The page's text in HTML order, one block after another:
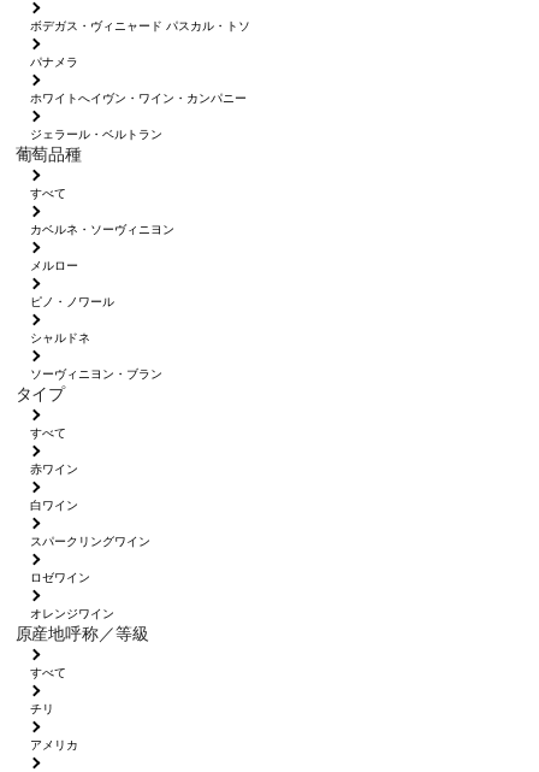
ボデガス・ヴィニャード パスカル・トソ
パナメラ
ホワイトへイヴン・ワイン・カンパニー
ジェラール・ベルトラン
葡萄品種
すべて
カベルネ・ソーヴィニヨン
メルロー
ピノ・ノワール
シャルドネ
ソーヴィニヨン・ブラン
タイプ
すべて
赤ワイン
白ワイン
スパークリングワイン
ロゼワイン
オレンジワイン
原産地呼称／等級
すべて
チリ
アメリカ